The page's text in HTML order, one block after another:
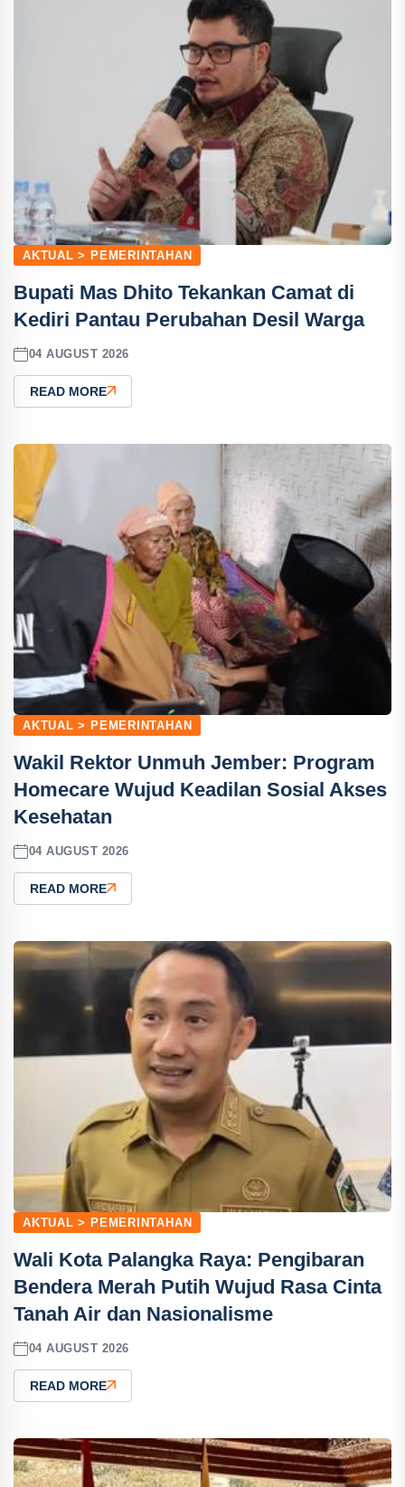
AKTUAL > PEMERINTAHAN
Bupati Mas Dhito Tekankan Camat di
Kediri Pantau Perubahan Desil Warga
04 AUGUST 2026
READ MORE
AKTUAL > PEMERINTAHAN
Wakil Rektor Unmuh Jember: Program
Homecare Wujud Keadilan Sosial Akses
Kesehatan
04 AUGUST 2026
READ MORE
AKTUAL > PEMERINTAHAN
Wali Kota Palangka Raya: Pengibaran
Bendera Merah Putih Wujud Rasa Cinta
Tanah Air dan Nasionalisme
04 AUGUST 2026
READ MORE